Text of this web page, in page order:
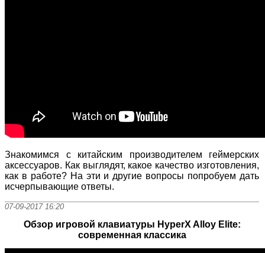
Знакомимся с китайским производителем геймерских
аксессуаров. Как выглядят, какое качество изготовления,
как в работе? На эти и другие вопросы попробуем дать
исчерпывающие ответы.
07-09-2017 16:20
Обзор игровой клавиатуры HyperX Alloy Elite:
современная классика